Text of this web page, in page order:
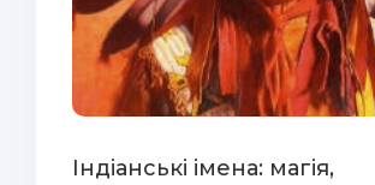
Індіанські імена: магія,